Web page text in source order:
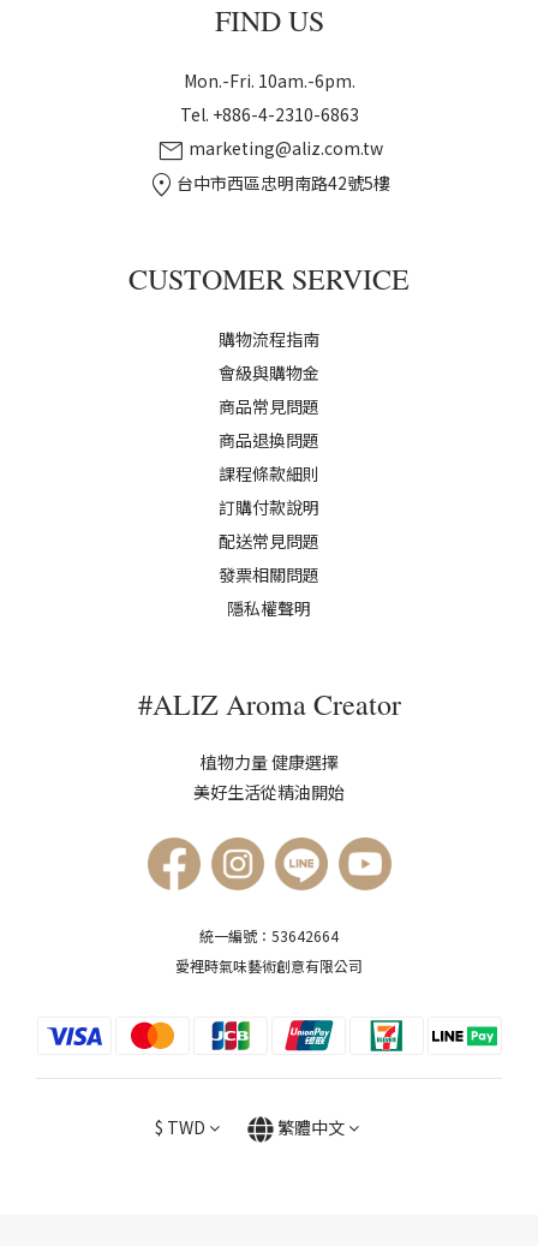
FIND US
Mon.-Fri. 10am.-6pm.
Tel. +886-4-2310-6863
mail marketing@aliz.com.tw
location_on 台中市西區忠明南路42號5樓
CUSTOMER SERVICE
購物流程指南
會級與購物金
商品常見問題
商品退換問題
課程條款細則
訂購付款說明
配送常見問題
發票相關問題
隱私權聲明
#ALIZ Aroma Creator
植物力量 健康選擇
美好生活從精油開始
統一編號：53642664
愛裡時氣味藝術創意有限公司
$ TWD 繁體中文